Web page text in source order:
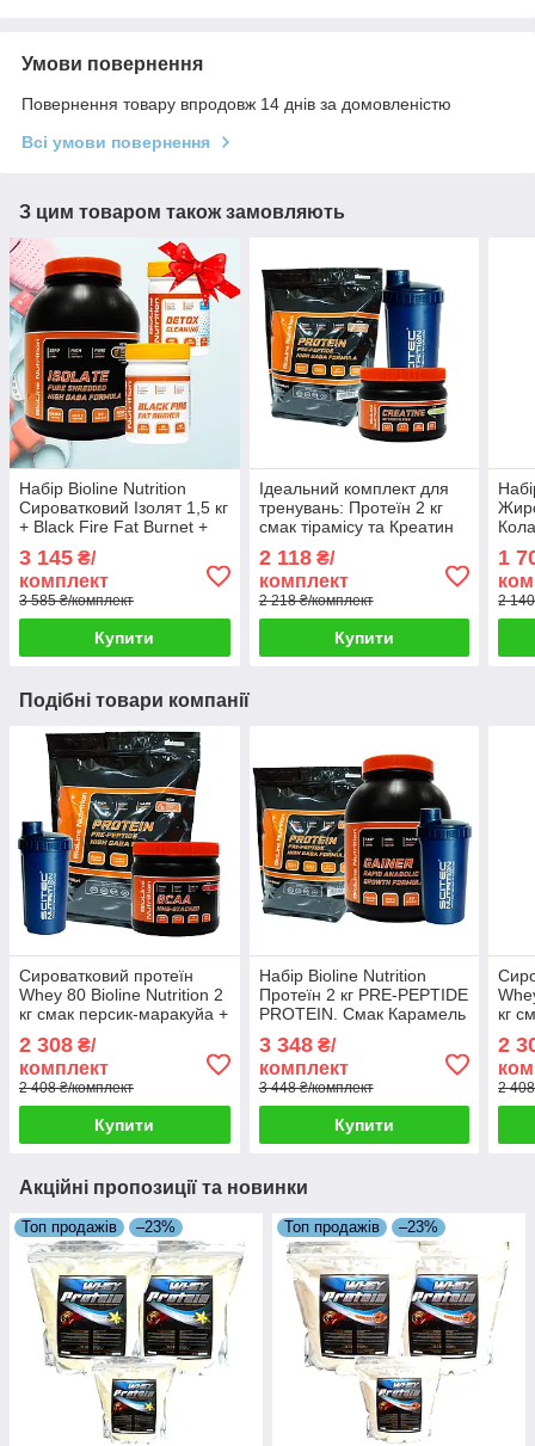
Умови повернення
Повернення товару впродовж 14 днів за домовленістю
Всі умови повернення
З цим товаром також замовляють
Набір Bioline Nutrition
Сироватковий Ізолят 1,5 кг
+ Black Fire Fat Burnet +
3 145 ₴/
комплект
3 585 ₴/комплект
Купити
Ідеальний комплект для
тренувань: Протеїн 2 кг
смак тірамісу та Креатин
Шейкер
2 118₴/
комплект
2 218 ₴/комплект
Купити
1
2
Подібні товари компанії
Сироватковий протеїн
Whey 80 Bioline Nutrition 2
кг смак персик-маракуйа +
BCAA HMB 0,5 кг + шейкер
2 308 ₴/
комплект
2 408 ₴/комплект
Купити
Набір Bioline Nutrition
Протеїн 2 кг PRE-PEPTIDE
PROTEIN. Смак Карамель
+ Гейнер 3 кг Rapid
Anabolic + Шейкер
3 348₴/
комплект
3 448 ₴/комплект
Купити
кг
2
2
Акційні пропозиції та новинки
Топ продажів –23% Топ продажів –23%